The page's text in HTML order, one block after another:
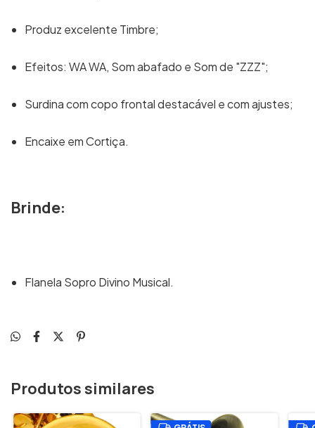
Produz excelente Timbre;
Efeitos: WA WA, Som abafado e Som de "ZZZ";
Surdina com copo frontal destacável e com ajustes;
Encaixe em Cortiça.
Brinde:
Flanela Sopro Divino Musical.
Produtos similares